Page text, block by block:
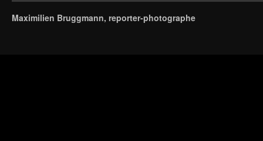
Maximilien Bruggmann, reporter-photographe